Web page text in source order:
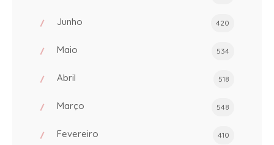
Junho 420
Maio 534
Abril 518
Março 548
Fevereiro 410